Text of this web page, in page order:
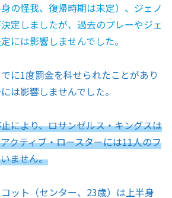
の怪我、復帰時期は未定）、ジェノ
定しましたが、過去のプレーやジェ
には影響しませんでした。
に1度罰金を科せられたことがあり
は影響しませんでした。
により、ロサンゼルス・キングスは
クティブ・ロースターには11人のフ
ません。
ット（センター、23歳）は上半身